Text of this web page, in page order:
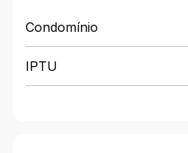
Condomínio
IPTU